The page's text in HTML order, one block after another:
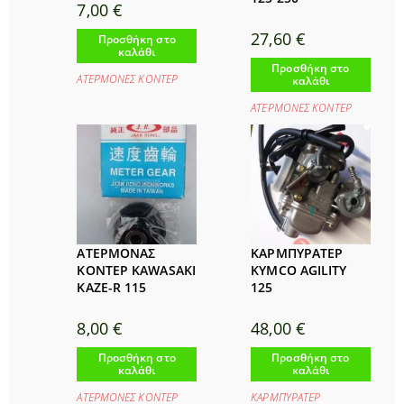
7,00 €
Προσθήκη στο
καλάθι
ΑΤΕΡΜΟΝΕΣ ΚΟΝΤΕΡ
27,60 €
Προσθήκη στο
καλάθι
ΑΤΕΡΜΟΝΕΣ ΚΟΝΤΕΡ
ΑΤΕΡΜΟΝΑΣ
ΚΟΝΤΕΡ KAWASAKI
KAZE-R 115
8,00 €
Προσθήκη στο
καλάθι
ΑΤΕΡΜΟΝΕΣ ΚΟΝΤΕΡ
ΚΑΡΜΠΥΡΑΤΕΡ
KYMCO AGILITY
125
48,00 €
Προσθήκη στο
καλάθι
ΚΑΡΜΠΥΡΑΤΕΡ